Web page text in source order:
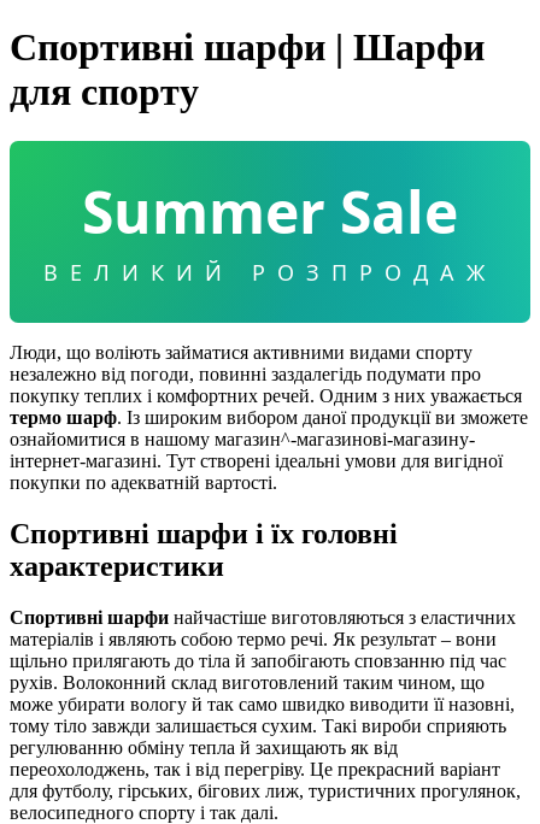
Спортивні шарфи | Шарфи
для спорту
Summer Sale
ВЕЛИКИЙ РОЗПРОДАЖ
Люди, що воліють займатися активними видами спорту
незалежно від погоди, повинні заздалегідь подумати про
покупку теплих і комфортних речей. Одним з них уважається
термо шарф. Із широким вибором даної продукції ви зможете
ознайомитися в нашому магазин^-магазинові-магазину-
інтернет-магазині. Тут створені ідеальні умови для вигідної
покупки по адекватній вартості.
Спортивні шарфи і їх головні
характеристики
Спортивні шарфи найчастіше виготовляються з еластичних
матеріалів і являють собою термо речі. Як результат – вони
щільно прилягають до тіла й запобігають сповзанню під час
рухів. Волоконний склад виготовлений таким чином, що
може убирати вологу й так само швидко виводити її назовні,
тому тіло завжди залишається сухим. Такі вироби сприяють
регулюванню обміну тепла й захищають як від
переохолоджень, так і від перегріву. Це прекрасний варіант
для футболу, гірських, бігових лиж, туристичних прогулянок,
велосипедного спорту і так далі.